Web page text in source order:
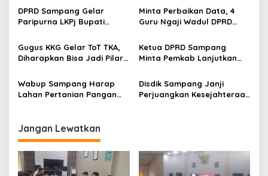
DPRD Sampang Gelar
Paripurna LKPj Bupati
Minta Perbaikan Data, 4
Guru Ngaji Wadul DPRD
Gugus KKG Gelar ToT TKA,
Diharapkan Bisa Jadi Pilar
Ketua DPRD Sampang
Minta Pemkab Lanjutkan
Masyarakat
Wabup Sampang Harap
Lahan Pertanian Pangan
Disdik Sampang Janji
Perjuangkan Kesejahteraan
Jangan Lewatkan